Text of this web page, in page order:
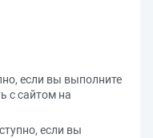
если вы выполните
с сайтом на
если вы